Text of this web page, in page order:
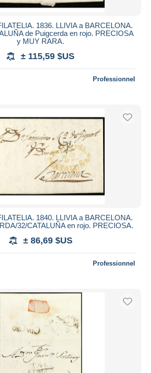
1836. LLIVIA a BARCELONA.
de Puigcerda en rojo. PRECIOSA
y MUY RARA.
± 115,59 $US
Professionnel
1840. LLIVIA a BARCELONA.
32/CATALUÑA en rojo. PRECIOSA.
± 86,69 $US
Professionnel